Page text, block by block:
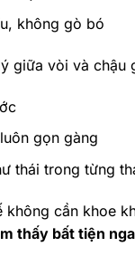
không gò bó
giữa vòi và chậu
gọn gàng
thái trong từng
cần khoe
thấy bất tiện